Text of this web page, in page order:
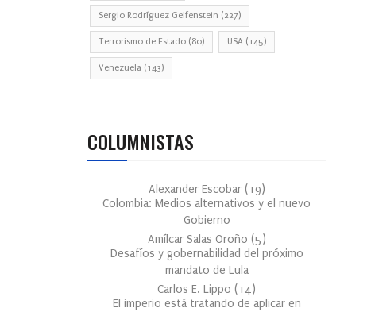
Sergio Rodríguez Gelfenstein (227)
Terrorismo de Estado (80) USA (145)
Venezuela (143)
COLUMNISTAS
Alexander Escobar (19)
Colombia: Medios alternativos y el nuevo
Gobierno
Amílcar Salas Oroño (5)
Desafíos y gobernabilidad del próximo
mandato de Lula
Carlos E. Lippo (14)
El imperio está tratando de aplicar en